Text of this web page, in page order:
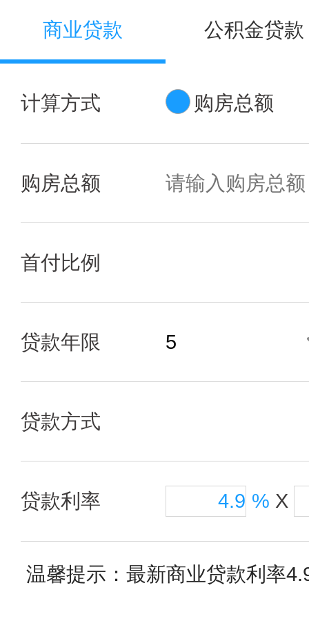
商业贷款 公积金贷款
计算方式 购房总额
购房总额
首付比例
贷款年限
贷款方式
贷款利率 % X
温馨提示：最新商业贷款利率